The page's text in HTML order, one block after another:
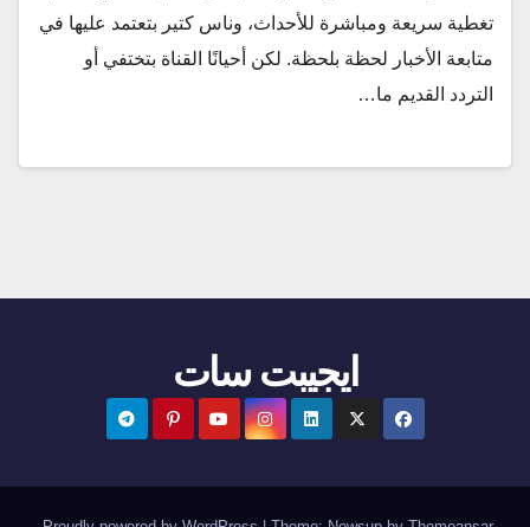
تغطية سريعة ومباشرة للأحداث، وناس كتير بتعتمد عليها في
متابعة الأخبار لحظة بلحظة. لكن أحيانًا القناة بتختفي أو
التردد القديم ما…
ايجيبت سات